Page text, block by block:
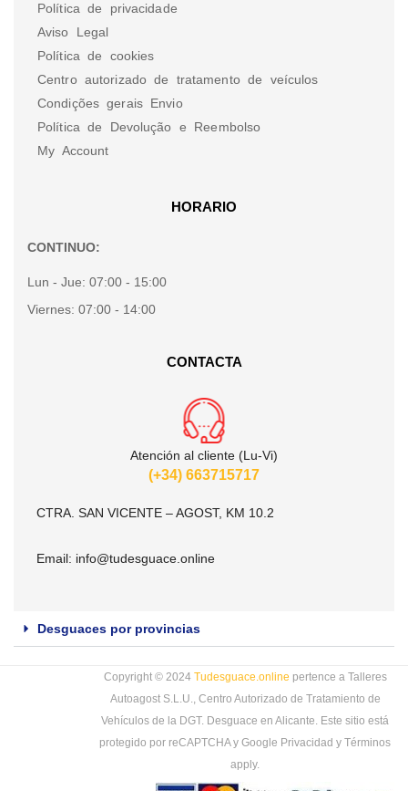
Política de privacidade
Aviso Legal
Política de cookies
Centro autorizado de tratamento de veículos
Condições gerais Envio
Política de Devolução e Reembolso
My Account
HORARIO
CONTINUO:
Lun - Jue: 07:00 - 15:00
Viernes: 07:00 - 14:00
CONTACTA
Atención al cliente (Lu-Vi)
(+34) 663715717
CTRA. SAN VICENTE – AGOST, KM 10.2
Email: info@tudesguace.online
Desguaces por provincias
Copyright © 2024 Tudesguace.online pertence a Talleres
Autoagost S.L.U., Centro Autorizado de Tratamiento de
Vehículos de la DGT. Desguace en Alicante. Este sitio está
protegido por reCAPTCHA y Google Privacidad y Términos
apply.